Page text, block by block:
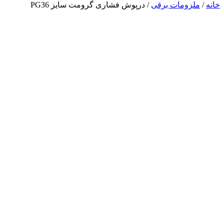
خانه / ملزومات برقی / درپوش فشاری گرومت سایز PG36